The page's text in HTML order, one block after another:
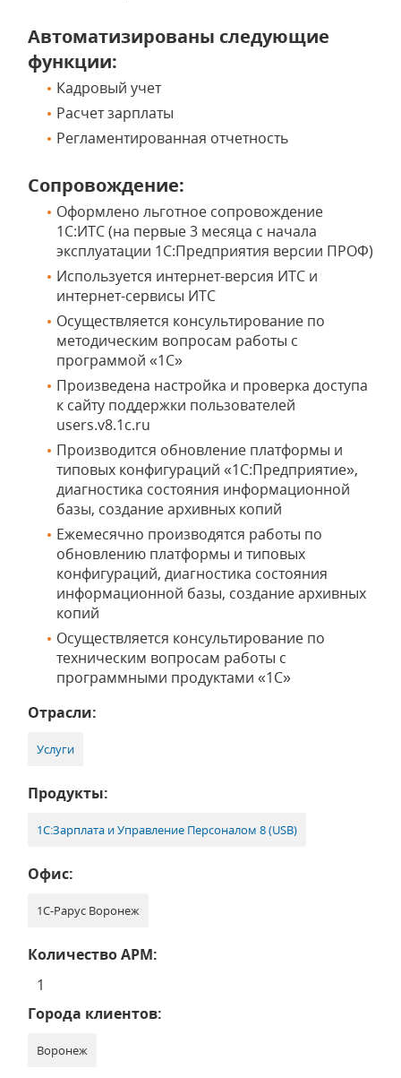
Автоматизированы следующие
функции:
Кадровый учет
Расчет зарплаты
Регламентированная отчетность
Сопровождение:
Оформлено льготное сопровождение
1С:ИТС (на первые 3 месяца с начала
эксплуатации 1С:Предприятия версии ПРОФ)
Используется интернет-версия ИТС и
интернет-сервисы ИТС
Осуществляется консультирование по
методическим вопросам работы с
программой «1С»
Произведена настройка и проверка доступа
к сайту поддержки пользователей
users.v8.1c.ru
Производится обновление платформы и
типовых конфигураций «1С:Предприятие»,
диагностика состояния информационной
базы, создание архивных копий
Ежемесячно производятся работы по
обновлению платформы и типовых
конфигураций, диагностика состояния
информационной базы, создание архивных
копий
Осуществляется консультирование по
техническим вопросам работы с
программными продуктами «1С»
Отрасли:
Услуги
Продукты:
1С:Зарплата и Управление Персоналом 8 (USB)
Офис:
1С-Рарус Воронеж
Количество АРМ:
1
Города клиентов:
Воронеж